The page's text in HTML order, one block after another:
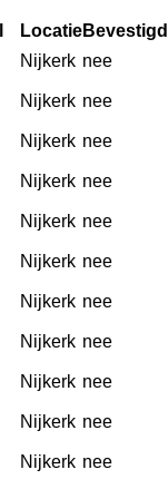
LocatieBevestigd
Nijkerk nee
Nijkerk nee
Nijkerk nee
Nijkerk nee
Nijkerk nee
Nijkerk nee
Nijkerk nee
Nijkerk nee
Nijkerk nee
Nijkerk nee
Nijkerk nee